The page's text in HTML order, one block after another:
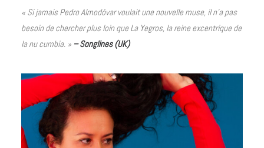
« Si jamais Pedro Almodóvar voulait une nouvelle muse, il n’a pas
besoin de chercher plus loin que La Yegros, la reine excentrique de
la nu cumbia. » – Songlines (UK)